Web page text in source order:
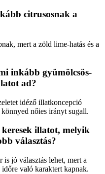
citrusosnak a
mert a zöld lime-hatás és a
inkább gyümölcsös-
ad?
idéző illatkoncepció
nőies irányt sugall.
illatot, melyik
választás?
jó választás lehet, mert a
való karaktert kapnak.